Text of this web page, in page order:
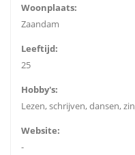
Woonplaats:
Zaandam
Leeftijd:
25
Hobby's:
Lezen, schrijven, dansen,
Website:
-